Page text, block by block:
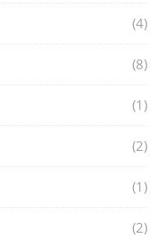
(4)
(8)
(1)
(2)
(1)
(2)